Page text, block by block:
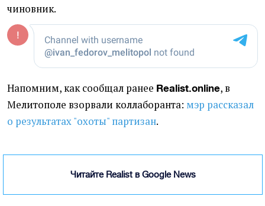
чиновник.
Напомним, как сообщал ранее Realist.online, в
Мелитополе взорвали коллаборанта: мэр рассказал
о результатах "охоты" партизан.
Читайте Realist в Google News